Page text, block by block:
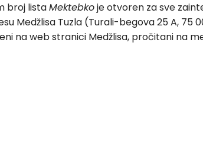
broj listaMektebkoje otvoren za sve
Medžlisa Tuzla (Turali-begova 25 A, 75
na web stranici Medžlisa, pročitani na